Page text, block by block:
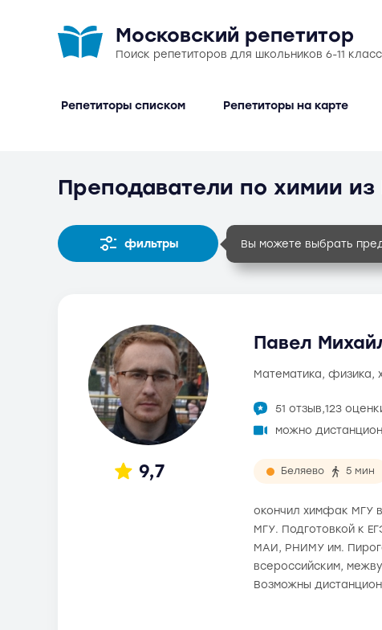
Московский репетитор
Поиск репетиторов для школьников 6-11
Репетиторы списком Репетиторы на карте
Преподаватели по химии из
фильтры Вы можете выбрать
9,7
Павел
математика, физика,
51 отзыв,123
можно
Беляево 5 мин
окончил химфак МГУ
МГУ. Подготовкой к
МАИ, РНИМУ им.
всероссийским,
Возможны